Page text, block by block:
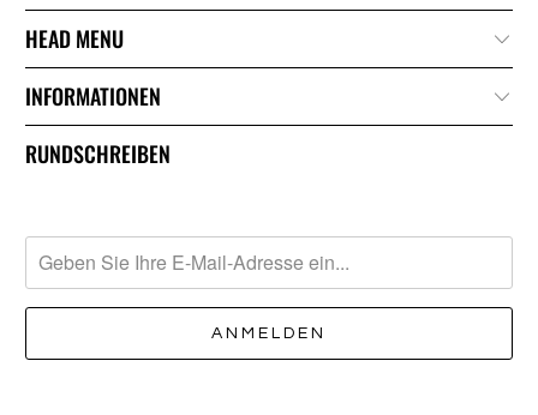
HEAD MENU
INFORMATIONEN
RUNDSCHREIBEN